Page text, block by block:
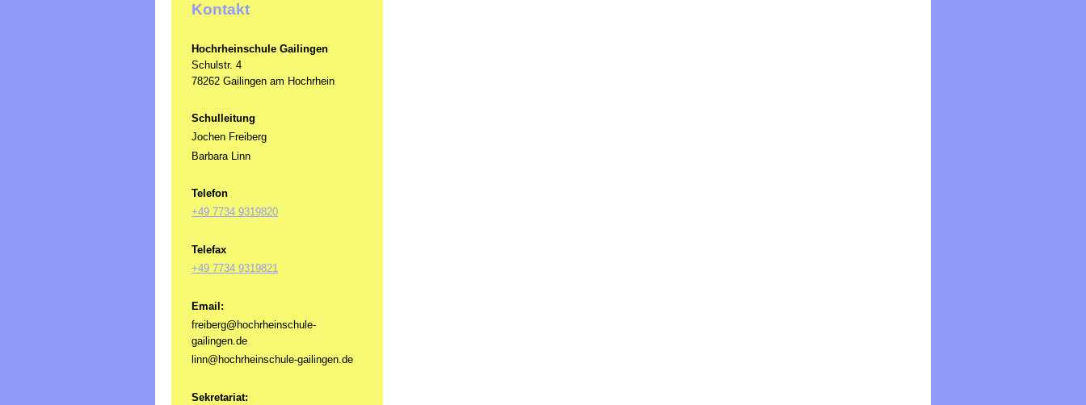
Kontakt
Hochrheinschule Gailingen
Schulstr. 4
78262 Gailingen am Hochrhein
Schulleitung
Jochen Freiberg
Barbara Linn
Telefon
+49 7734 9319820
Telefax
+49 7734 9319821
Email:
freiberg@hochrheinschule-
gailingen.de
linn@hochrheinschule-gailingen.de
Sekretariat: